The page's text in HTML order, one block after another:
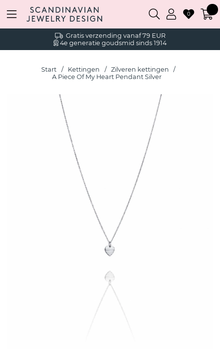
Gratis verzending vanaf 79 EUR
4e generatie goudsmid sinds 1914
0
Start Kettingen
Zilveren kettingen
A Piece Of My Heart Pendant Silver